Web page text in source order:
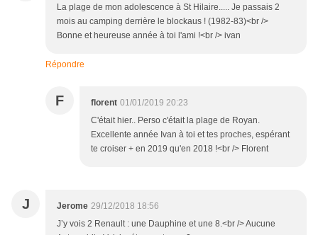
La plage de mon adolescence à St Hilaire..... Je passais 2
mois au camping derrière le blockaus ! (1982-83)<br />
Bonne et heureuse année à toi l'ami !<br /> ivan
Répondre
F florent 01/01/2019 20:23
C'était hier.. Perso c'était la plage de Royan.
Excellente année Ivan à toi et tes proches, espérant
te croiser + en 2019 qu'en 2018 !<br /> Florent
J Jerome 29/12/2018 18:56
J’y vois 2 Renault : une Dauphine et une 8.<br /> Aucune